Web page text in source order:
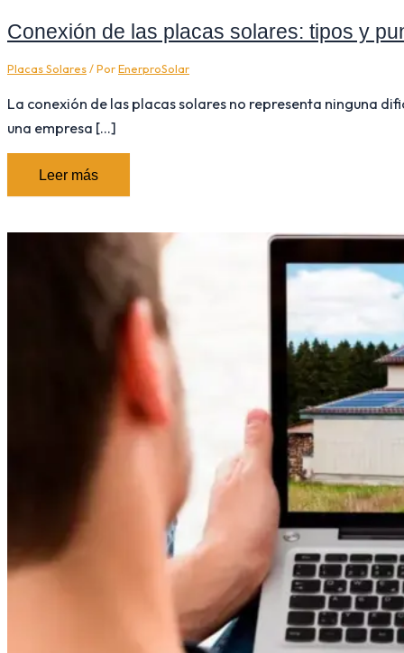
Conexión de las placas solares: tipos y
Placas Solares/ PorEnerproSolar
La conexión de las placas solares no representa ninguna
una empresa […]
Leer más